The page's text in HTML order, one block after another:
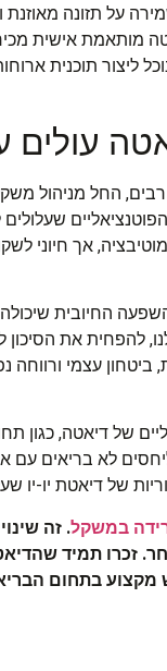
על תזונה
מותאמת אישית
ליצור תוכנית
עולים
החל מניהול
אך חיוני
החיובית שיכולה
להפחית את
עצמי
של דיאטה, כגון
לא בריאים עם
של דיאטת יו-יו
במשקל. זה
זכרו תמיד
בתחום